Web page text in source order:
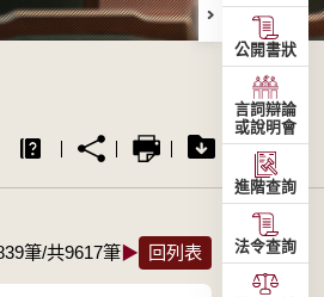
筆/共9617筆▶ 回列表
公開書狀
言詞辯論
或說明會
進階查詢
法令查詢